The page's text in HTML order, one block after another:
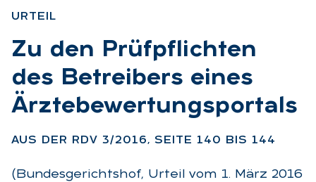
UR­TEIL
:
Zu den Prüf­pflich­ten
des Be­trei­bers ei­nes
Ärz­te­be­wer­tungs­por­tals
AUS DER RDV 3/2016, SEI­TE 140 BIS 144
(Bundesgerichtshof, Urteil vom 1. März 2016